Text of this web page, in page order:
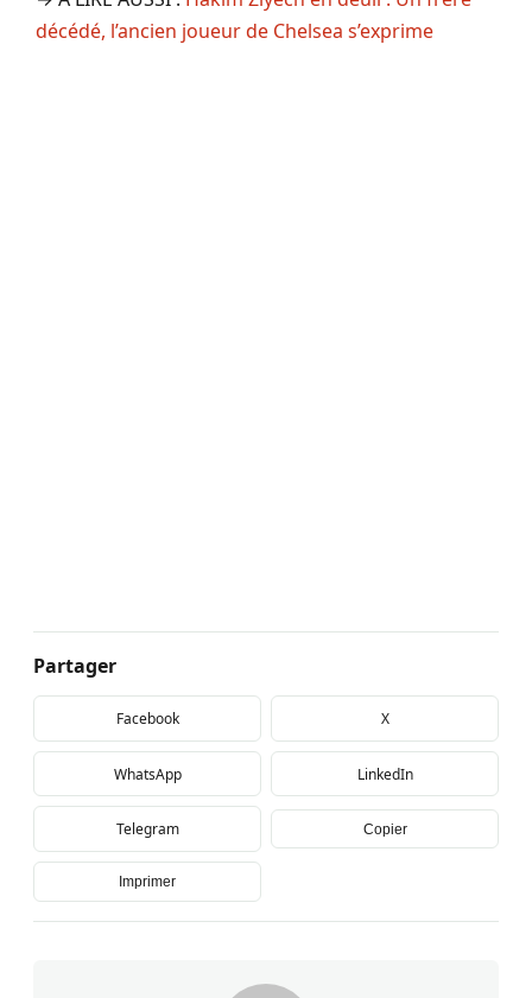
décédé, l’ancien joueur de Chelsea s’exprime
Partager
Facebook X
WhatsApp LinkedIn
Telegram Copier
Imprimer